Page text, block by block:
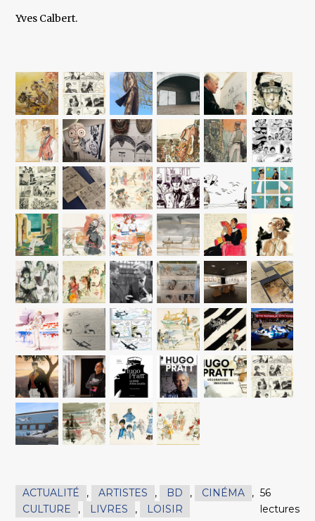
Yves Calbert.
ACTUALITÉ , ARTISTES , BD , CINÉMA
,
CULTURE
, LIVRES , LOISIR
56
lectures